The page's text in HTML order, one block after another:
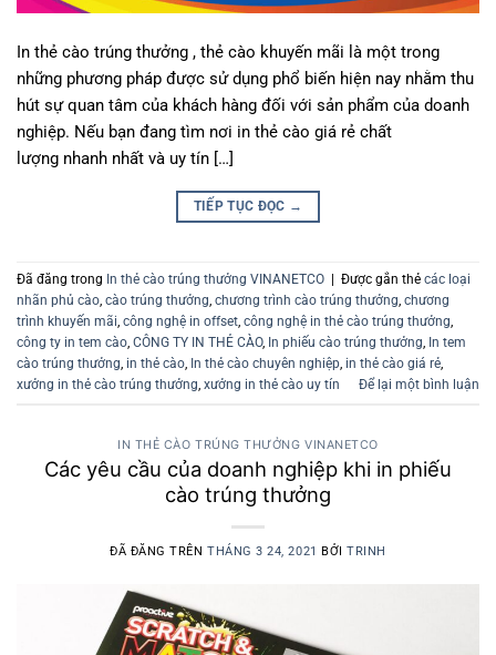
In thẻ cào trúng thưởng , thẻ cào khuyến mãi là một trong
những phương pháp được sử dụng phổ biến hiện nay nhằm thu
hút sự quan tâm của khách hàng đối với sản phẩm của doanh
nghiệp. Nếu bạn đang tìm nơi in thẻ cào giá rẻ chất
lượng nhanh nhất và uy tín […]
TIẾP TỤC ĐỌC →
Đã đăng trong In thẻ cào trúng thưởng VINANETCO | Được gắn thẻ các loại
nhãn phủ cào cào trúng thưởng chương trình cào trúng thưởng chương
trình khuyến mãi công nghệ in offset công nghệ in thẻ cào trúng thưởng
công ty in tem cào CÔNG TY IN THẺ CÀO, In phiếu cào trúng thưởng In tem
cào trúng thưởng in thẻ cào In thẻ cào chuyên nghiệp in thẻ cào giá rẻ
xưởng in thẻ cào trúng thưởng xưởng in thẻ cào uy tín Để lại một bình luận
IN THẺ CÀO TRÚNG THƯỞNG VINANETCO
Các yêu cầu của doanh nghiệp khi in phiếu
cào trúng thưởng
ĐÃ ĐĂNG TRÊN THÁNG 3 24, 2021 BỞITRINH